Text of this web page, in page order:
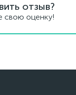
отзыв?
свою оценку!